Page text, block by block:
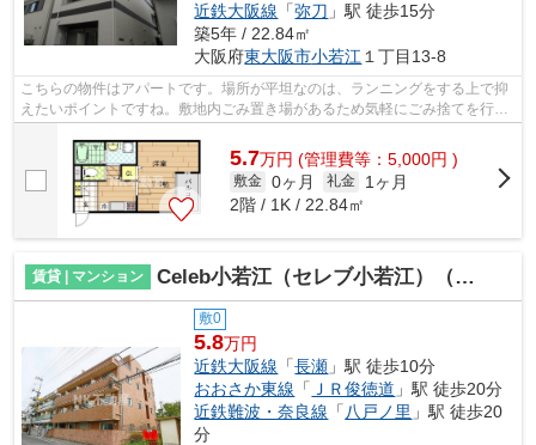
近鉄大阪線 「弥刀 」駅 徒歩15分
築5年 / 22.84㎡
大阪府東大阪市小若江 １丁目13-8
こちらの物件はアパートです。場所が平坦なのは、ランニングをする上で抑
えたいポイントですね。敷地内ごみ置き場があるため気軽にごみ捨てを行う
5.7万円 (管理費等：5,000円 )
敷金 0ヶ月 礼金
1ヶ月
2階 / 1K / 22.84㎡
賃貸 | マンション Celeb小若江（セレブ小若江）（長瀬賃貸）
敷0
5.8万円
近鉄大阪線 「長瀬 」駅 徒歩10分
おおさか東線 「 ＪＲ俊徳道 」駅 徒歩20分
近鉄難波・奈良線 「 八戸ノ里 」駅 徒歩20
分